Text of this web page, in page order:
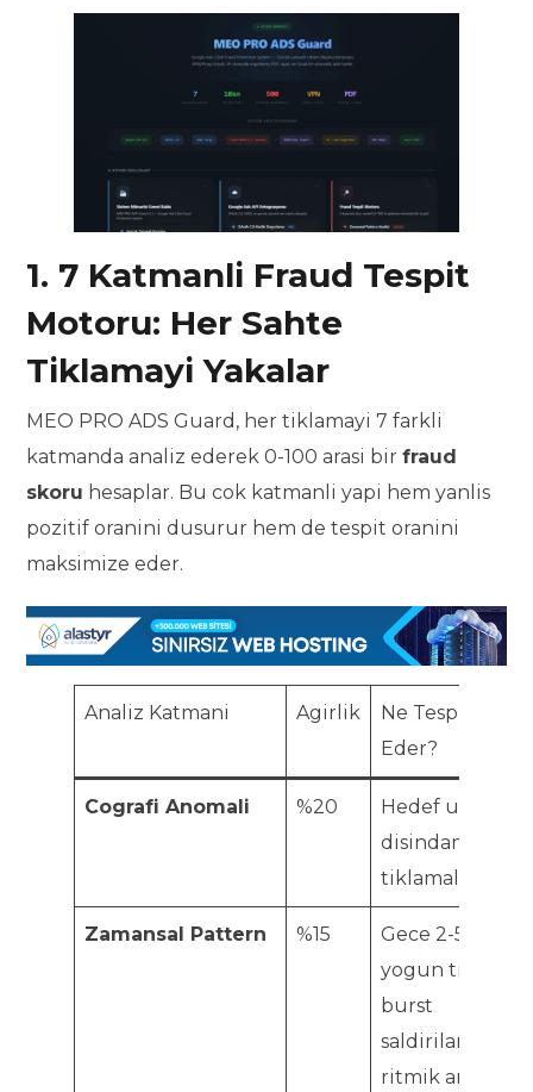
1. 7 Katmanli Fraud Tespit
Motoru: Her Sahte
Tiklamayi Yakalar
MEO PRO ADS Guard, her tiklamayi 7 farkli
katmanda analiz ederek 0-100 arasi birfraud
skoru hesaplar. Bu cok katmanli yapi hem yanlis
pozitif oranini dusurur hem de tespit oranini
maksimize eder.
Analiz Katmani Agirlik
Ne Tespit
Eder?
Cografi Anomali %20
Hedef ulke
disindan gelen
tiklamalar
Zamansal Pattern %15
Gece 2-5 arasi
yogun tiklama,
burst
saldirilari,
ritmik araliklar